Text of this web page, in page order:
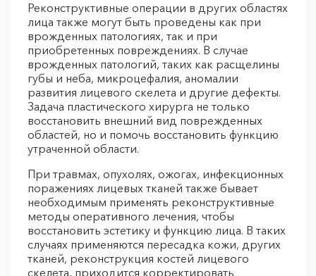
Реконструктивные операции в других областях
лица также могут быть проведены как при
врожденных патологиях, так и при
приобретенных повреждениях. В случае
врожденных патологий, таких как расщелины
губы и неба, микроцефалия, аномалии
развития лицевого скелета и другие дефекты.
Задача пластического хирурга не только
восстановить внешний вид поврежденных
областей, но и помочь восстановить функцию
утраченной области.
При травмах, опухолях, ожогах, инфекционных
поражениях лицевых тканей также бывает
необходимым применять реконструктивные
методы оперативного лечения, чтобы
восстановить эстетику и функцию лица. В таких
случаях применяются пересадка кожи, других
тканей, реконструкция костей лицевого
скелета, приходится корректировать